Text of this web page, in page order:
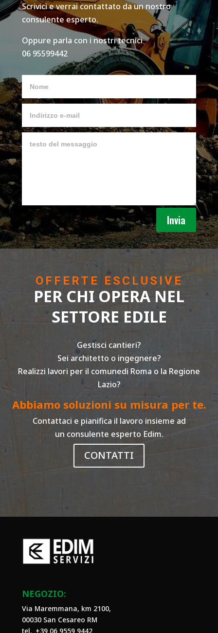
Scrivici e verrai contattato da un nostro
consulente esperto.
Oppure parla con i nostri tecnici
06 95599442
Invia
OFFERTE ESCLUSIVE
PER CHI OPERA NEL
SETTORE EDILE
Gestisci cantieri?
Sei architetto o ingegnere?
Realizzi lavori per il comunedi Roma o la Regione
Lazio?
Abbiamo soluzioni su misura per te.
Contattaci e pianifica il lavoro insieme ad
un consulente esperto Edim.
CONTATTI
NEGOZIO:
Via Maremmana, km 2100,
00030 San Cesareo RM
tel. +39 06 9559 9442